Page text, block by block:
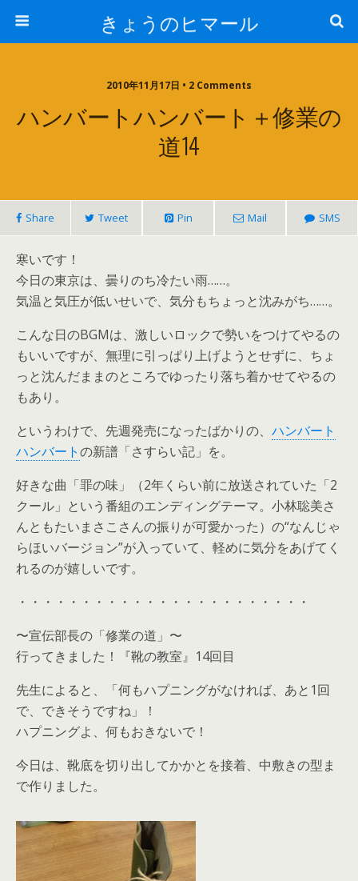
きょうのヒマール
2010年11月17日 • 2 Comments
ハンバートハンバート＋修業の
道14
Share Tweet Pin Mail SMS
寒いです！
今日の東京は、曇りのち冷たい雨……。
気温と気圧が低いせいで、気分もちょっと沈みがち……。
こんな日のBGMは、激しいロックで勢いをつけてやるの
もいいですが、無理に引っぱり上げようとせずに、ちょ
っと沈んだままのところでゆったり落ち着かせてやるの
もあり。
というわけで、先週発売になったばかりの、 ハンバート
ハンバートの新譜「さすらい記」を。
好きな曲「罪の味」（2年くらい前に放送されていた「2
クール」という番組のエンディングテーマ。小林聡美さ
んともたいまさこさんの振りが可愛かった）の“なんじゃ
らほいバージョン”が入っていて、軽めに気分をあげてく
れるのが嬉しいです。
・・・・・・・・・・・・・・・・・・・・・・・
〜宣伝部長の「修業の道」〜
行ってきました！『靴の教室』14回目
先生によると、「何もハプニングがなければ、あと1回
で、できそうですね」！
ハプニングよ、何もおきないで！
今日は、靴底を切り出してかかとを接着、中敷きの型ま
で作りました。